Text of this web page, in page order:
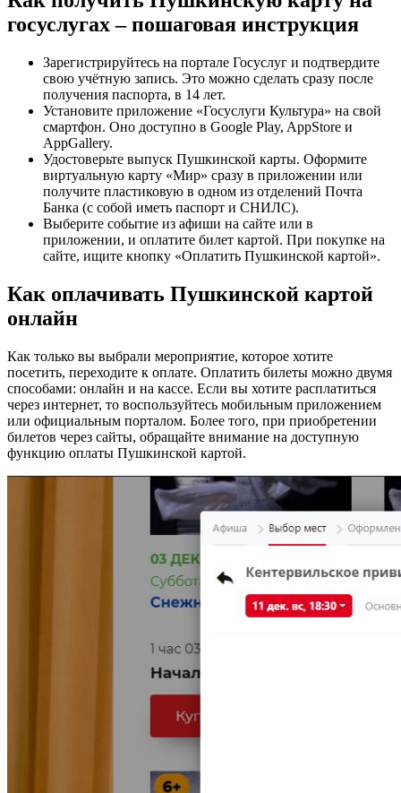
госуслугах – пошаговая инструкция
Зарегистрируйтесь на портале Госуслуг и подтвердите
свою учётную запись. Это можно сделать сразу после
получения паспорта, в 14 лет.
Установите приложение «Госуслуги Культура» на свой
смартфон. Оно доступно в Google Play, AppStore и
AppGallery.
Удостоверьте выпуск Пушкинской карты. Оформите
виртуальную карту «Мир» сразу в приложении или
получите пластиковую в одном из отделений Почта
Банка (с собой иметь паспорт и СНИЛС).
Выберите событие из афиши на сайте или в
приложении, и оплатите билет картой. При покупке на
сайте, ищите кнопку «Оплатить Пушкинской картой».
Как оплачивать Пушкинской картой
онлайн
Как только вы выбрали мероприятие, которое хотите
посетить, переходите к оплате. Оплатить билеты можно двумя
способами: онлайн и на кассе. Если вы хотите расплатиться
через интернет, то воспользуйтесь мобильным приложением
или официальным порталом. Более того, при приобретении
билетов через сайты, обращайте внимание на доступную
функцию оплаты Пушкинской картой.